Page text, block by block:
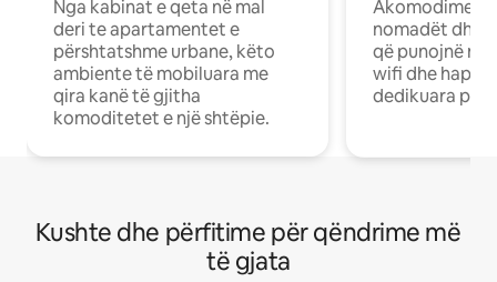
Nga kabinat e qeta në mal
deri te apartamentet e
përshtatshme urbane, këto
ambiente të mobiluara me
qira kanë të gjitha
komoditetet e një shtëpie.
Akomodime
nomadët dhe
që punojnë në
wifi dhe
dedikuara
Kushte dhe përfitime për qëndrime më
të gjata